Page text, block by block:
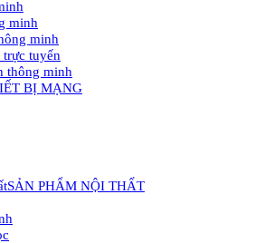
minh
minh
tuyến
thông minh
BỊ MẠNG
SẢN PHẨM NỘI THẤT